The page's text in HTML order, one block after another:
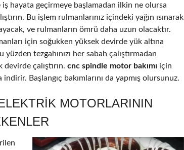
hayata geçirmeye başlamadan ilkin ne olursa
Bu işlem rulmanlarınız içindeki yağın ısınarak
ve rulmanların ömrü daha uzun olacaktır.
için soğukken yüksek devirde yük altına
tezgahınızı her sabah çalıştırmadan
çalıştırın. cnc spindle motor bakımı için
Başlangıç bakımlarını da yapmış olursunuz.
MOTORLARININ